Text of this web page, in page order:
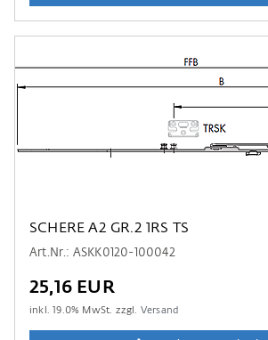
SCHERE A2 GR.2 1RS TS
Art.Nr.: ASKK0120-100042
25,16 EUR
inkl.19.0% MwSt. zzgl. Versand